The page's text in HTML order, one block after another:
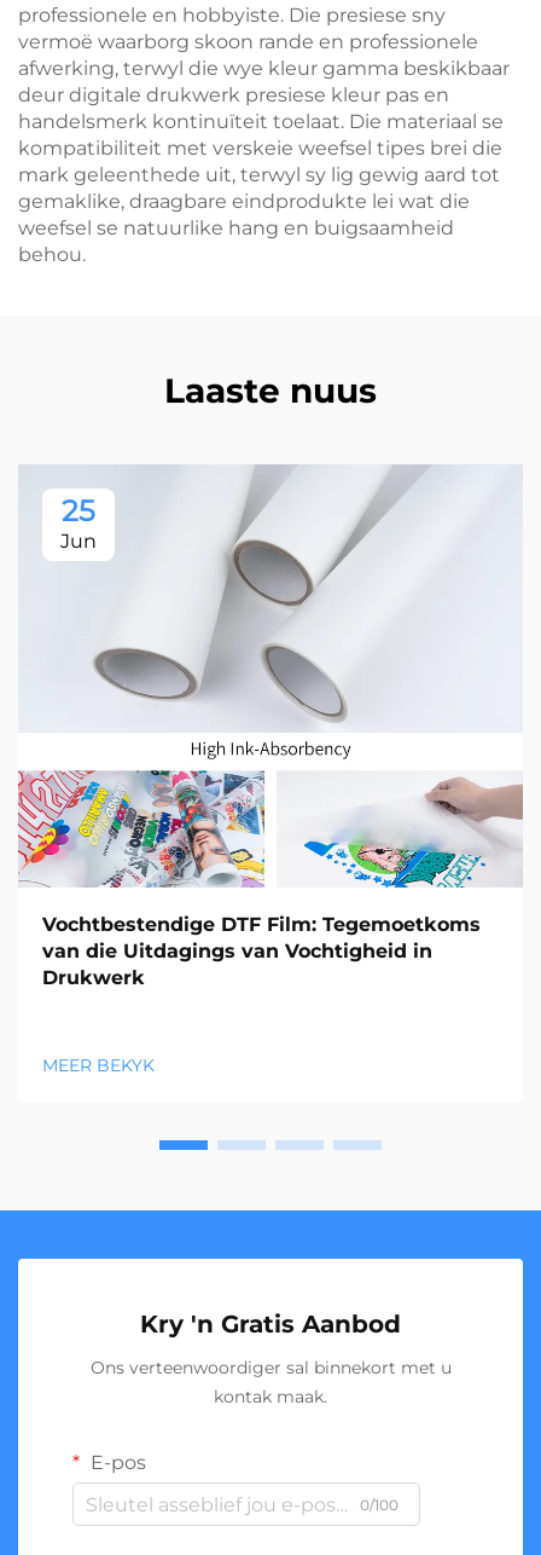
professionele en hobbyiste. Die presiese sny
vermoë waarborg skoon rande en professionele
afwerking, terwyl die wye kleur gamma beskikbaar
deur digitale drukwerk presiese kleur pas en
handelsmerk kontinuïteit toelaat. Die materiaal se
kompatibiliteit met verskeie weefsel tipes brei die
mark geleenthede uit, terwyl sy lig gewig aard tot
gemaklike, draagbare eindprodukte lei wat die
weefsel se natuurlike hang en buigsaamheid
behou.
Laaste nuus
25
Jun
Vochtbestendige DTF Film: Tegemoetkoms
van die Uitdagings van Vochtigheid in
Drukwerk
MEER BEKYK
Kry 'n Gratis Aanbod
Ons verteenwoordiger sal binnekort met u
kontak maak.
E-pos
0/100